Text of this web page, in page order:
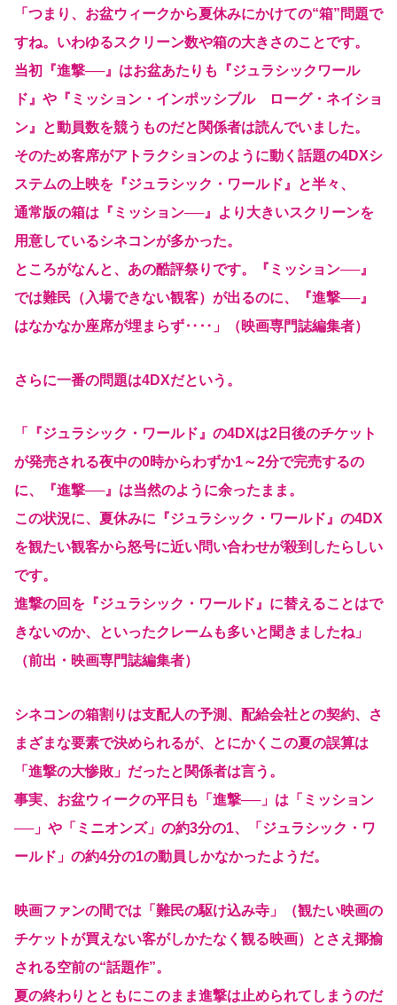
「つまり、お盆ウィークから夏休みにかけての“箱”問題で
すね。いわゆるスクリーン数や箱の大きさのことです。
当初『進撃──』はお盆あたりも『ジュラシックワール
ド』や『ミッション・インポッシブル ローグ・ネイショ
ン』と動員数を競うものだと関係者は読んでいました。
そのため客席がアトラクションのように動く話題の4DXシ
ステムの上映を『ジュラシック・ワールド』と半々、
通常版の箱は『ミッション──』より大きいスクリーンを
用意しているシネコンが多かった。
ところがなんと、あの酷評祭りです。『ミッション──』
では難民（入場できない観客）が出るのに、『進撃──』
はなかなか座席が埋まらず‥‥」（映画専門誌編集者）
さらに一番の問題は4DXだという。
「『ジュラシック・ワールド』の4DXは2日後のチケット
が発売される夜中の0時からわずか1～2分で完売するの
に、『進撃──』は当然のように余ったまま。
この状況に、夏休みに『ジュラシック・ワールド』の4DX
を観たい観客から怒号に近い問い合わせが殺到したらしい
です。
進撃の回を『ジュラシック・ワールド』に替えることはで
きないのか、といったクレームも多いと聞きましたね」
（前出・映画専門誌編集者）
シネコンの箱割りは支配人の予測、配給会社との契約、さ
まざまな要素で決められるが、とにかくこの夏の誤算は
「進撃の大惨敗」だったと関係者は言う。
事実、お盆ウィークの平日も「進撃──」は「ミッション
──」や「ミニオンズ」の約3分の1、「ジュラシック・ワ
ールド」の約4分の1の動員しかなかったようだ。
映画ファンの間では「難民の駆け込み寺」（観たい映画の
チケットが買えない客がしかたなく観る映画）とさえ揶揄
される空前の“話題作”。
夏の終わりとともにこのまま進撃は止められてしまうのだ